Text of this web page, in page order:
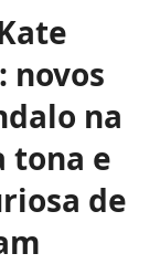
novos
na
tona e
de